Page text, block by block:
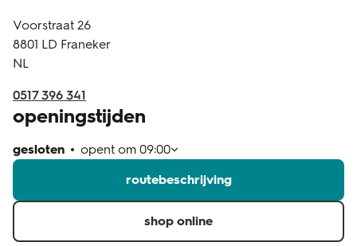
klantenservice
Voorstraat 26
8801 LD Franeker
NL
0517 396 341
openingstijden
gesloten opent om 09:00
routebeschrijving
shop online